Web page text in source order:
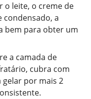
o leite, o creme de
condensado, a
bem para obter um
a camada de
cubra com
gelar por mais 2